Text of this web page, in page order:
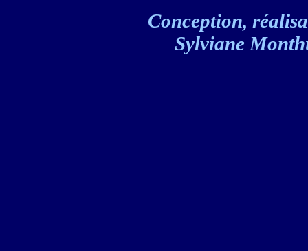
Conception,
Sylviane